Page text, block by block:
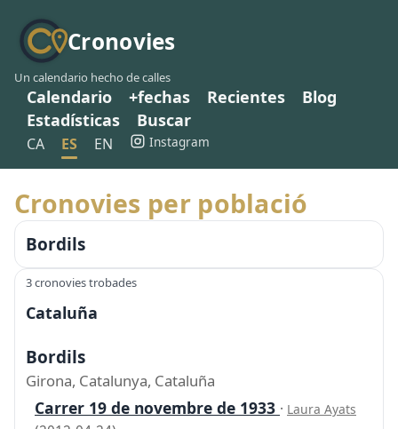
Cronovies
Un calendario hecho de calles
Calendario +fechas Recientes
Blog
Estadísticas
Buscar
CA ES EN Instagram
Cronovies per població
Bordils
3 cronovies trobades
Cataluña
Bordils
Girona, Catalunya, Cataluña
Carrer 19 de novembre de 1933 · Laura Ayats